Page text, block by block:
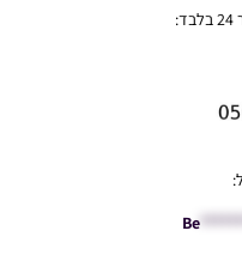
Be